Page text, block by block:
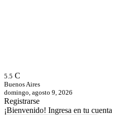
5.5 C
Buenos Aires
domingo, agosto 9, 2026
Registrarse
¡Bienvenido! Ingresa en tu cuenta